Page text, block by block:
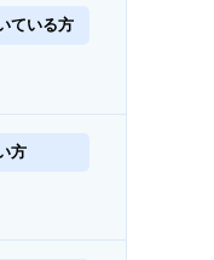
ている方
方